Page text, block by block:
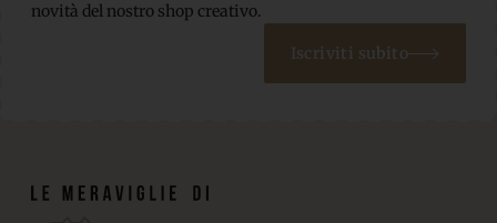
novità del nostro shop creativo.
Iscriviti subito